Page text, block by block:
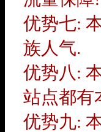
优势七:
族人气.
优势八:
站点都有
优势九: